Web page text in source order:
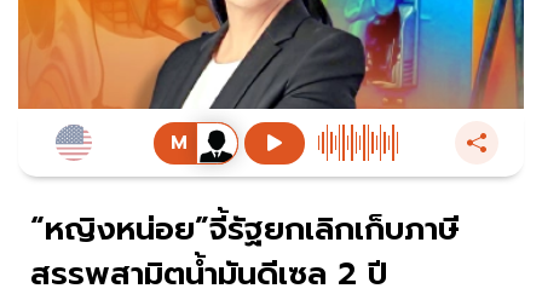
“หญิงหน่อย”จี้รัฐยกเลิกเก็บภาษี
สรรพสามิตน้ำมันดีเซล 2 ปี